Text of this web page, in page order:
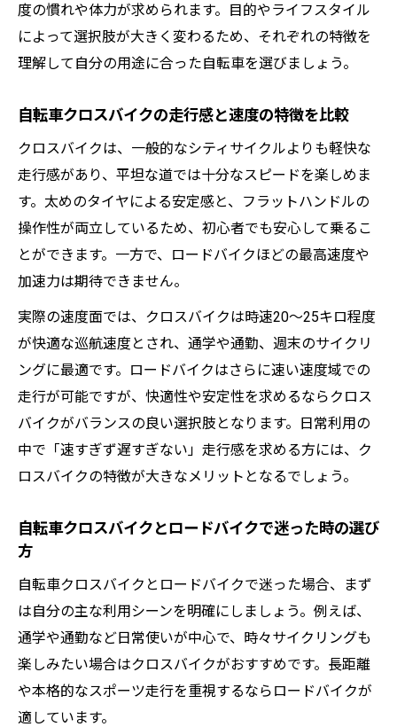
度の慣れや体力が求められます。目的やライフスタイル
によって選択肢が大きく変わるため、それぞれの特徴を
理解して自分の用途に合った自転車を選びましょう。
自転車クロスバイクの走行感と速度の特徴を比較
クロスバイクは、一般的なシティサイクルよりも軽快な
走行感があり、平坦な道では十分なスピードを楽しめま
す。太めのタイヤによる安定感と、フラットハンドルの
操作性が両立しているため、初心者でも安心して乗るこ
とができます。一方で、ロードバイクほどの最高速度や
加速力は期待できません。
実際の速度面では、クロスバイクは時速20〜25キロ程度
が快適な巡航速度とされ、通学や通勤、週末のサイクリ
ングに最適です。ロードバイクはさらに速い速度域での
走行が可能ですが、快適性や安定性を求めるならクロス
バイクがバランスの良い選択肢となります。日常利用の
中で「速すぎず遅すぎない」走行感を求める方には、ク
ロスバイクの特徴が大きなメリットとなるでしょう。
自転車クロスバイクとロードバイクで迷った時の選び
方
自転車クロスバイクとロードバイクで迷った場合、まず
は自分の主な利用シーンを明確にしましょう。例えば、
通学や通勤など日常使いが中心で、時々サイクリングも
楽しみたい場合はクロスバイクがおすすめです。長距離
や本格的なスポーツ走行を重視するならロードバイクが
適しています。